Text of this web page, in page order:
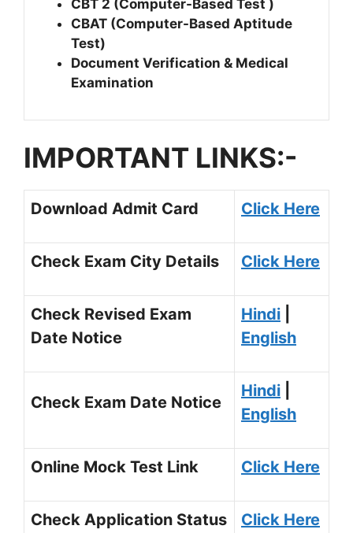
CBT 2 (Computer-Based Test )
CBAT (Computer-Based Aptitude
Test)
Document Verification & Medical
Examination
IMPORTANT LINKS:-
Download Admit Card Click Here
Check Exam City Details Click Here
Check Revised Exam
Date Notice
Hindi
English
Check Exam Date Notice
Hindi
English
Online Mock Test Link Click Here
Check Application Status Click Here